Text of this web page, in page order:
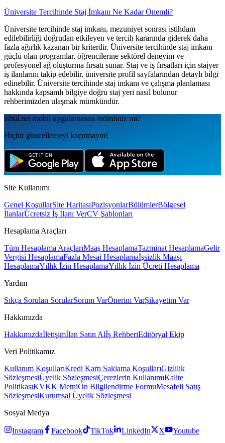
Üniversite Tercihinde Staj İmkanı Ne Kadar Önemli?
Üniversite tercihinde staj imkanı, mezuniyet sonrası istihdam
edilebilirliği doğrudan etkileyen ve tercih kararında giderek daha
fazla ağırlık kazanan bir kriterdir. Üniversite tercihinde staj imkanı
güçlü olan programlar, öğrencilerine sektörel deneyim ve
profesyonel ağ oluşturma fırsatı sunar. Staj ve iş fırsatları için stajyer
iş ilanlarını takip edebilir, üniversite profil sayfalarından detaylı bilgi
edinebilir. Üniversite tercihinde staj imkanı ve çalışma planlaması
hakkında kapsamlı bilgiye doğru staj yeri nasıl bulunur
rehberimizden ulaşmak mümkündür.
isbul.netmobil uygulamаsını indirdiniz mi?
Hiçbir güncellemeyi kaçırmayın!
Site Kullanımı
Genel KoşullarSite HaritasıPozisyonlarBölümlerBölgesel
İlanlarÜcretsiz İş İlanı VerCV Şablonları
Hesaplama Araçları
Tüm Hesaplama AraçlarıMaaş HesaplamaTazminat HesaplamaGelir
Vergisi HesaplamaFazla Mesai Hesaplamaİşsizlik Maaşı
HesaplamaYıllık İzin HesaplamaYıllık İzin Ücreti Hesaplama
Yardım
Sıkça Sorulan SorularSorum VarÖnerim VarŞikayetim Var
Hakkımızda
Hakkımızdaİletişimİlan Satın Alİş RehberiEditöryal Ekip
Veri Politikamız
Kullanım KoşullarıKredi Kartı Saklama KoşullarıGizlilik
SözleşmesiÜyelik SözleşmesiÇerezlerin KullanımıKalite
PolitikasıKVKK MetniÖn Bilgilendirme FormuMesafeli Satış
SözleşmesiKurumsal Üyelik Sözleşmesi
Sosyal Medya
Instagram Facebook TikTok LinkedIn X
Youtube